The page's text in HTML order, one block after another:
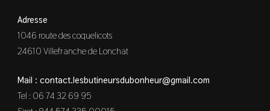
Adresse
1046 route des coquelicots
24610 Villefranche de Lonchat
Mail : contact.lesbutineursdubonheur@gmail.com
Tel : 06 74 32 69 95